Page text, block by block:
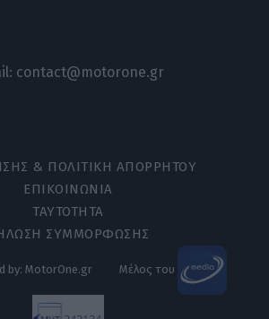
contact@motorone.gr
& ΠΟΛΙΤΙΚΗ ΑΠΟΡΡΗΤΟΥ
ΕΠΙΚΟΙΝΩΝΙΑ
ΤΑΥΤΟΤΗΤΑ
ΣΥΜΜΟΡΦΩΣΗΣ
by: MotorOne.gr Μέλος του